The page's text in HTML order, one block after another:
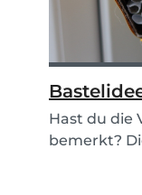
Hast du die
bemerkt?